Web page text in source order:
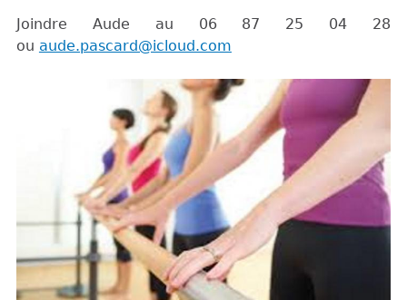
Joindre Aude au 06 87 25 04 28
ou aude.pascard@icloud.com